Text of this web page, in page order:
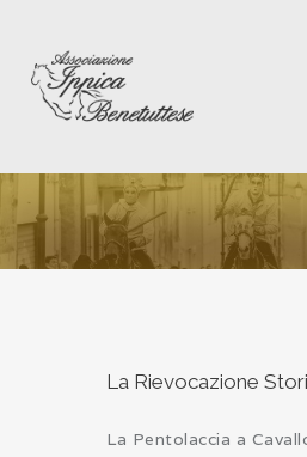
LA PENTOLACCIA
GALLERY
MULTIMEDIA
La Rievocazione
La Pentolaccia a